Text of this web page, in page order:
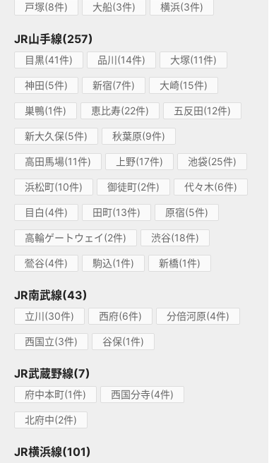
戸塚(8件) 大船(3件) 横浜(3件)
JR山手線(257)
目黒(41件) 品川(14件) 大塚(11件)
神田(5件) 新宿(7件) 大崎(15件)
巣鴨(1件) 恵比寿(22件) 五反田(12件)
新大久保(5件) 秋葉原(9件)
高田馬場(11件) 上野(17件) 池袋(25件)
浜松町(10件) 御徒町(2件) 代々木(6件)
目白(4件) 田町(13件) 原宿(5件)
高輪ゲートウェイ(2件) 渋谷(18件)
鶯谷(4件) 駒込(1件) 新橋(1件)
JR南武線(43)
立川(30件) 西府(6件) 分倍河原(4件)
西国立(3件) 谷保(1件)
JR武蔵野線(7)
府中本町(1件) 西国分寺(4件)
北府中(2件)
JR横浜線(101)